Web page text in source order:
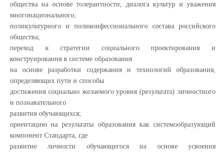
общества на основе толерантности, диалога культур и уважения
многонационального,
поликультурного и поликонфессионального состава российского
общества;
переход к стратегии социального проектирования и
конструирования в системе образования
на основе разработки содержания и технологий образования,
определяющих пути и способы
достижения социально желаемого уровня (результата) личностного
и познавательного
развития обучающихся;
ориентацию на результаты образования как системообразующий
компонент Стандарта, где
развитие личности обучающегося на основе усвоения